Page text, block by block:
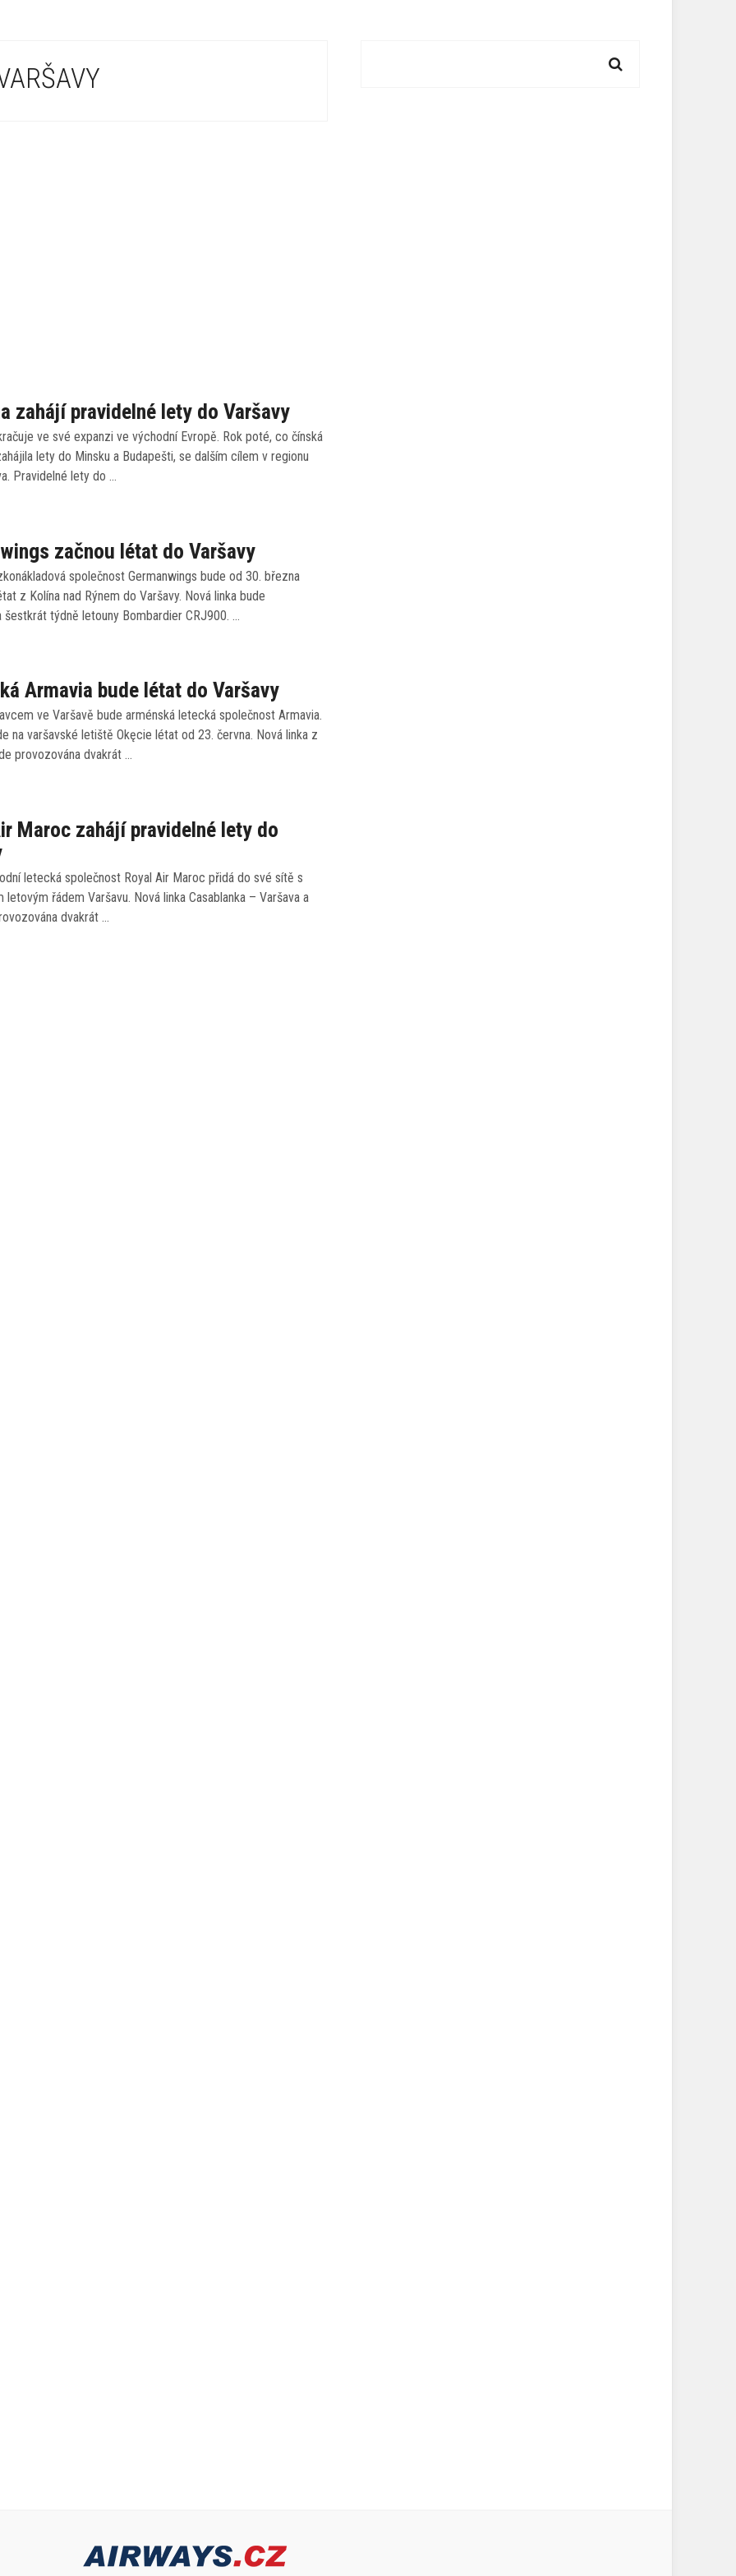
zahájí pravidelné lety do Varšavy
ve své expanzi ve východní Evropě. Rok poté, co čínská
lety do Minsku a Budapešti, se dalším cílem v regionu
Pravidelné lety do …
začnou létat do Varšavy
společnost Germanwings bude od 30. března
z Kolína nad Rýnem do Varšavy. Nová linka bude
šestkrát týdně letouny Bombardier CRJ900. …
Armavia bude létat do Varšavy
ve Varšavě bude arménská letecká společnost Armavia.
na varšavské letiště Okęcie létat od 23. června. Nová linka z
provozována dvakrát …
Maroc zahájí pravidelné lety do
letecká společnost Royal Air Maroc přidá do své sítě s
letovým řádem Varšavu. Nová linka Casablanka – Varšava a
dvakrát …